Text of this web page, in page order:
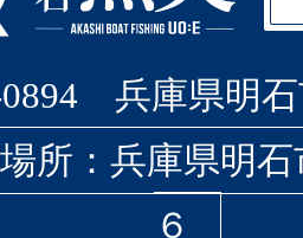
0894 兵庫県明石
所：兵庫県明
６